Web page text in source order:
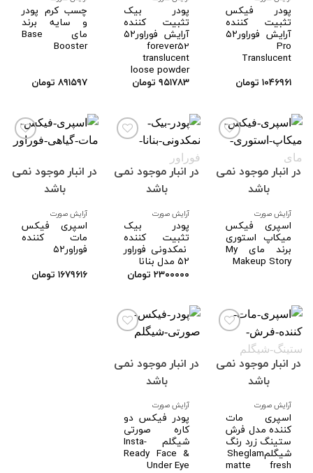
پودر فیکس
تثبیت کننده
آرایش فوراور۵۲
Pro
Translucent
۱۰۴۶۹۶۱ تومان
پودر بیک
تثبیت کننده
آرایش فوراور۵۲
forever52
translucent
loose powder
۹۵۱۷۸۳ تومان
چسب کرم پودر
و سایه برند
مای Base
Booster
۸۹۱۵۹۷ تومان
افزودن
در انبار موجود نمی
باشد
آرایش صورت
اسپری فیکس
میکاپ استوری
برند مای My
Makeup Story
افزودن
در انبار موجود نمی
باشد
آرایش صورت
پودر بیک
تثبیت کننده
نمکدونی فوراور
۵۲ مدل بنانا
۲۳۰۰۰۰۰ تومان
افزودن
در انبار موجود نمی
باشد
آرایش صورت
اسپری فیکس
مات کننده
فوراور۵۲
۱۶۷۹۶۱۶ تومان
افزودن
در انبار موجود نمی
باشد
آرایش صورت
اسپری مات
کننده مدل فرش
ستینگ زرد رنگ
شیگلمSheglam
matte fresh
افزودن
در انبار موجود نمی
باشد
آرایش صورت
پودر فیکس دو
کاره صورتی
شیگلم Insta-
Ready Face &
Under Eye